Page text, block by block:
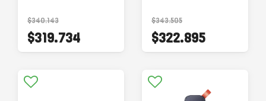
$340.143
$319.734
$343.505
$322.895